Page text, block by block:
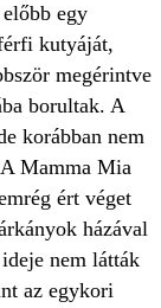
egy
kutyáját,
megérintve
borultak. A
korábban nem
Mamma Mia
ért véget
házával
nem látták
az egykori